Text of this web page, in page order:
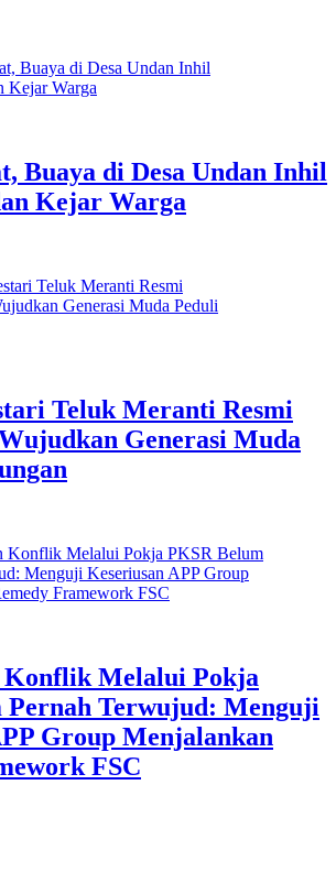
Buaya di Desa Undan Inhil
Kejar Warga
Teluk Meranti Resmi
Generasi Muda
Konflik Melalui Pokja
Pernah Terwujud: Menguji
Group Menjalankan
FSC